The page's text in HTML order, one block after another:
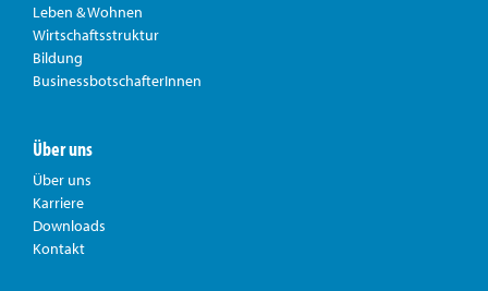
Leben & Wohnen
Wirtschaftsstruktur
Bildung
BusinessbotschafterInnen
Über uns
Über uns
Karriere
Downloads
Kontakt